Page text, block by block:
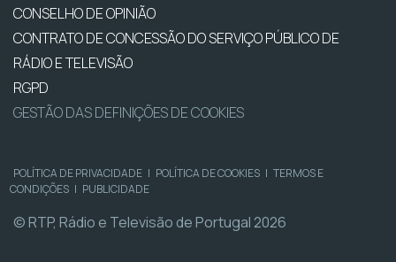
CONSELHO DE OPINIÃO
CONTRATO DE CONCESSÃO DO SERVIÇO PÚBLICO DE
RÁDIO E TELEVISÃO
RGPD
GESTÃO DAS DEFINIÇÕES DE COOKIES
POLÍTICA DE PRIVACIDADE | POLÍTICA DE COOKIES | TERMOS E
CONDIÇÕES | PUBLICIDADE
© RTP, Rádio e Televisão de Portugal 2026